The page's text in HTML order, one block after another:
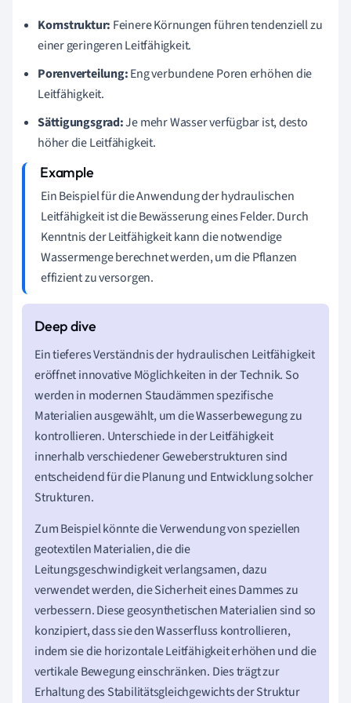
Kornstruktur: Feinere Körnungen führen tendenziell zu
einer geringeren Leitfähigkeit.
Porenverteilung:Eng verbundene Poren erhöhen die
Leitfähigkeit.
Sättigungsgrad:Je mehr Wasser verfügbar ist, desto
höher die Leitfähigkeit.
Ein Beispiel für die Anwendung der hydraulischen
Leitfähigkeit ist die Bewässerung eines Felder. Durch
Kenntnis der Leitfähigkeit kann die notwendige
Wassermenge berechnet werden, um die Pflanzen
effizient zu versorgen.
Ein tieferes Verständnis der hydraulischen Leitfähigkeit
eröffnet innovative Möglichkeiten in der Technik. So
werden in modernen Staudämmen spezifische
Materialien ausgewählt, um die Wasserbewegung zu
kontrollieren. Unterschiede in der Leitfähigkeit
innerhalb verschiedener Geweberstrukturen sind
entscheidend für die Planung und Entwicklung solcher
Strukturen.
Zum Beispiel könnte die Verwendung von speziellen
geotextilen Materialien, die die
Leitungsgeschwindigkeit verlangsamen, dazu
verwendet werden, die Sicherheit eines Dammes zu
verbessern. Diese geosynthetischen Materialien sind so
konzipiert, dass sie den Wasserfluss kontrollieren,
indem sie die horizontale Leitfähigkeit erhöhen und die
vertikale Bewegung einschränken. Dies trägt zur
Erhaltung des Stabilitätsgleichgewichts der Struktur